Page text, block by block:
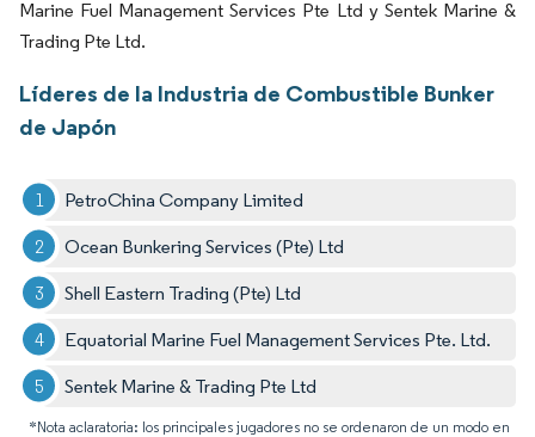
Marine Fuel Management Services Pte Ltd y Sentek Marine &
Trading Pte Ltd.
Líderes de la Industria de Combustible Bunker
de Japón
PetroChina Company Limited
Ocean Bunkering Services (Pte) Ltd
Shell Eastern Trading (Pte) Ltd
Equatorial Marine Fuel Management Services Pte. Ltd.
Sentek Marine & Trading Pte Ltd
*Nota aclaratoria: los principales jugadores no se ordenaron de un modo en